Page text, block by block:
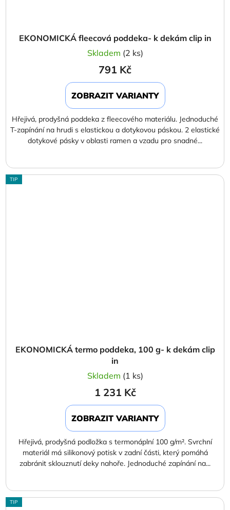
EKONOMICKÁ fleecová poddeka- k dekám clip in
Skladem (2 ks)
791 Kč
ZOBRAZIT VARIANTY
Hřejivá, prodyšná poddeka z fleecového materiálu. Jednoduché
T-zapínání na hrudi s elastickou a dotykovou páskou. 2 elastické
dotykové pásky v oblasti ramen a vzadu pro snadné...
TIP
EKONOMICKÁ termo poddeka, 100 g- k dekám clip
in
Skladem (1 ks)
1 231 Kč
ZOBRAZIT VARIANTY
Hřejivá, prodyšná podložka s termonáplní 100 g/m². Svrchní
materiál má silikonový potisk v zadní části, který pomáhá
zabránit sklouznutí deky nahoře. Jednoduché zapínání na...
TIP